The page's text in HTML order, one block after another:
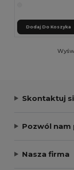
Dodaj Do Koszyka
Skontaktuj
Pozwól nam
Nasza firma